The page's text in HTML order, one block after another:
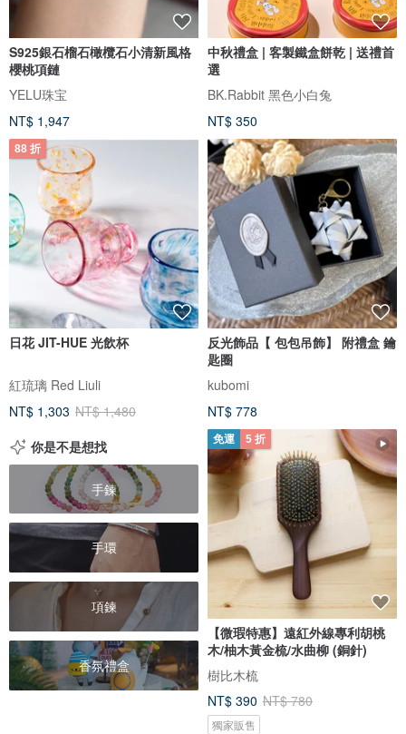
S925銀石榴石橄欖石小清新風格
櫻桃項鏈
YELU珠宝
NT$ 1,947
中秋禮盒 | 客製鐵盒餅乾 | 送禮首
選
BK.Rabbit 黑色小白兔
NT$ 350
88 折
日花 JIT-HUE 光飲杯
紅琉璃 Red Liuli
NT$ 1,303 NT$ 1,480
反光飾品【 包包吊飾】 附禮盒 鑰
匙圈
kubomi
NT$ 778
你是不是想找
手鍊
手環
項鍊
香氛禮盒
免運 5 折
【微瑕特惠】遠紅外線專利胡桃
木/柚木黃金梳/水曲柳 (銅針)
樹比木梳
NT$ 390 NT$ 780
獨家販售